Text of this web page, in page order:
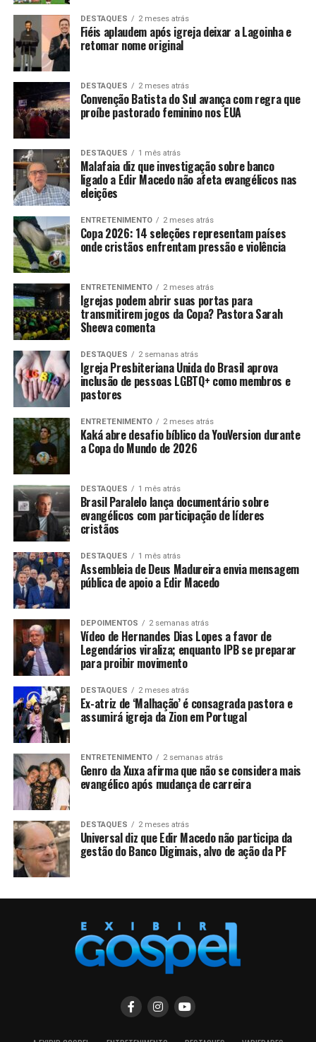
DESTAQUES 2 meses atrás
Fiéis aplaudem após igreja deixar a Lagoinha e
retomar nome original
DESTAQUES 2 meses atrás
Convenção Batista do Sul avança com regra que
proíbe pastorado feminino nos EUA
DESTAQUES 1 mês atrás
Malafaia diz que investigação sobre banco
ligado a Edir Macedo não afeta evangélicos nas
eleições
ENTRETENIMENTO 2 meses atrás
Copa 2026: 14 seleções representam países
onde cristãos enfrentam pressão e violência
ENTRETENIMENTO 2 meses atrás
Igrejas podem abrir suas portas para
transmitirem jogos da Copa? Pastora Sarah
Sheeva comenta
DESTAQUES 2 semanas atrás
Igreja Presbiteriana Unida do Brasil aprova
inclusão de pessoas LGBTQ+ como membros e
pastores
ENTRETENIMENTO 2 meses atrás
Kaká abre desafio bíblico da YouVersion durante
a Copa do Mundo de 2026
DESTAQUES 1 mês atrás
Brasil Paralelo lança documentário sobre
evangélicos com participação de líderes
cristãos
DESTAQUES 1 mês atrás
Assembleia de Deus Madureira envia mensagem
pública de apoio a Edir Macedo
DEPOIMENTOS 2 semanas atrás
Vídeo de Hernandes Dias Lopes a favor de
Legendários viraliza; enquanto IPB se preparar
para proibir movimento
DESTAQUES 2 meses atrás
Ex-atriz de ‘Malhação’ é consagrada pastora e
assumirá igreja da Zion em Portugal
ENTRETENIMENTO 2 semanas atrás
Genro da Xuxa afirma que não se considera mais
evangélico após mudança de carreira
DESTAQUES 2 meses atrás
Universal diz que Edir Macedo não participa da
gestão do Banco Digimais, alvo de ação da PF